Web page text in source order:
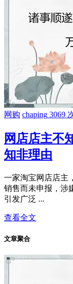
网购 chaping 3069
网店店主不
知非理由
一家淘宝网店店主
销售而未申报，涉
引发广泛 ...
查看全文
文章聚合